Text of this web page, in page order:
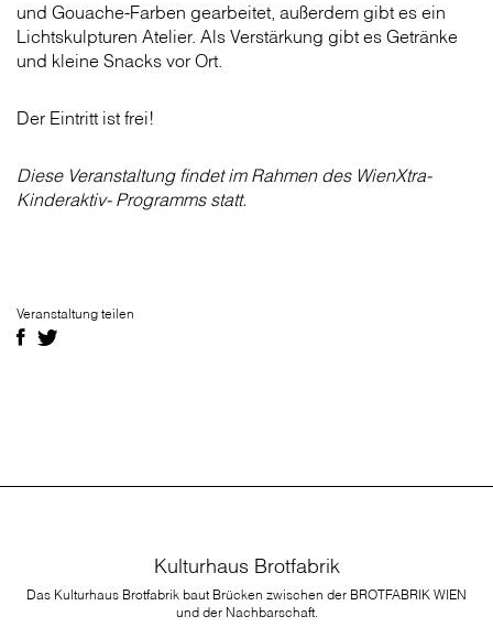
und Gouache-Farben gearbeitet, außerdem gibt es ein
Lichtskulpturen Atelier. Als Verstärkung gibt es Getränke
und kleine Snacks vor Ort.
Der Eintritt ist frei!
Diese Veranstaltung findet im Rahmen des WienXtra-
Kinderaktiv- Programms statt.
Veranstaltung teilen
Kulturhaus Brotfabrik
Das Kulturhaus Brotfabrik baut Brücken zwischen der BROTFABRIK WIEN
und der Nachbarschaft.